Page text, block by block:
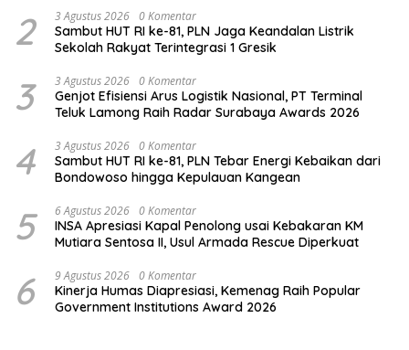
2 3 Agustus 2026 0 Komentar
Sambut HUT RI ke-81, PLN Jaga Keandalan Listrik
Sekolah Rakyat Terintegrasi 1 Gresik
3 3 Agustus 2026 0 Komentar
Genjot Efisiensi Arus Logistik Nasional, PT Terminal
Teluk Lamong Raih Radar Surabaya Awards 2026
4 3 Agustus 2026 0 Komentar
Sambut HUT RI ke-81, PLN Tebar Energi Kebaikan dari
Bondowoso hingga Kepulauan Kangean
5 6 Agustus 2026 0 Komentar
INSA Apresiasi Kapal Penolong usai Kebakaran KM
Mutiara Sentosa II, Usul Armada Rescue Diperkuat
6 9 Agustus 2026 0 Komentar
Kinerja Humas Diapresiasi, Kemenag Raih Popular
Government Institutions Award 2026